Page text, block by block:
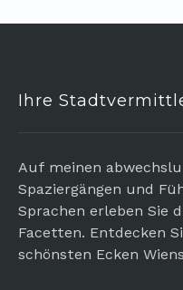
Ihre
Auf meinen
Spaziergängen und
Sprachen erleben Sie
Facetten. Entdecken
schönsten Ecken